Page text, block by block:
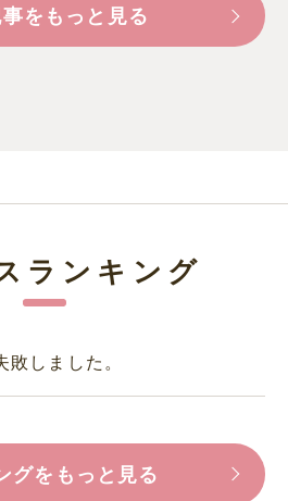
をもっと見る
ランキング
しました。
グをもっと見る